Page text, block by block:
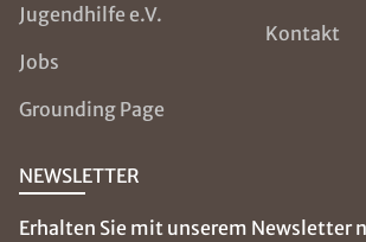
Jugendhilfe e.V.
Jobs
Grounding Page
Kontakt
NEWSLETTER
Erhalten Sie mit unserem Newsletter